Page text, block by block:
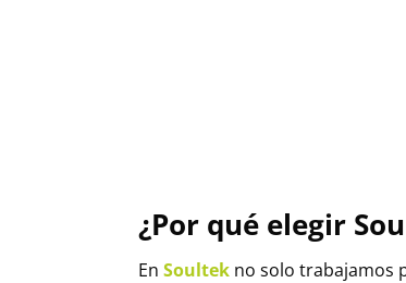
¿Por qué elegir
En Soultek no solo trabajamos